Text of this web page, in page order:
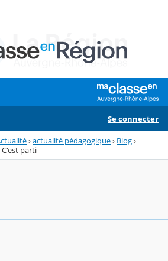
Se connecter
›actualité pédagogique› Blog›
parti